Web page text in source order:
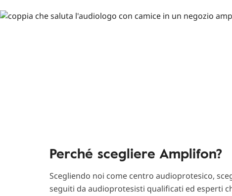
Perché scegliere Amplifon?
Scegliendo noi come centro audioprotesico,
seguiti da audioprotesisti qualificati ed esperti